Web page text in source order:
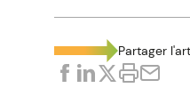
Partager